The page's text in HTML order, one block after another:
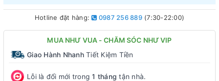
Hotline đặt hàng: 0987 256 889(7:30-22:00)
MUA NHƯ VUA - CHĂM SÓC NHƯ VIP
Giao Hành NhanhTiết Kiệm Tiền
Lỗi là đổi mới trong1 tháng tận nhà.